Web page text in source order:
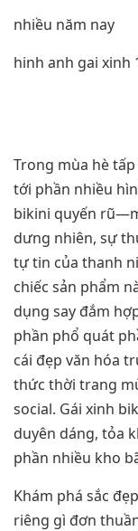
nhiều năm nay
hinh anh gai xinh
Trong mùa hè
tới phần nhiều
bikini quyến
dưng nhiên, sự
tự tin của thanh
chiếc sản phẩm
dụng say đắm
phần phổ quát
cái đẹp văn hóa
thức thời trang
social. Gái xinh
duyên dáng, tỏa
phần nhiều kho
Khám phá sắc
riêng gì đơn